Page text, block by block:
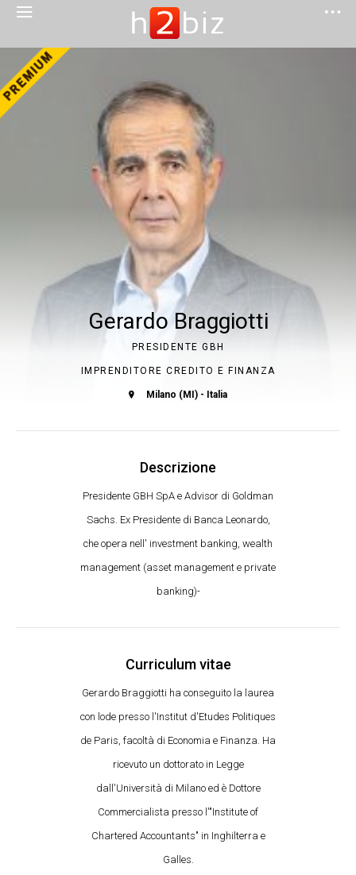
Gerardo Braggiotti
PRESIDENTE GBH
IMPRENDITORE CREDITO E FINANZA
Milano (MI) - Italia
Descrizione
Presidente GBH SpA e Advisor di Goldman
Sachs. Ex Presidente di Banca Leonardo,
che opera nell' investment banking, wealth
management (asset management e private
banking)-
Curriculum vitae
Gerardo Braggiotti ha conseguito la laurea
con lode presso l'Institut d'Etudes Politiques
de Paris, facoltà di Economia e Finanza. Ha
ricevuto un dottorato in Legge
dall'Università di Milano ed è Dottore
Commercialista presso l'"Institute of
Chartered Accountants" in Inghilterra e
Galles.